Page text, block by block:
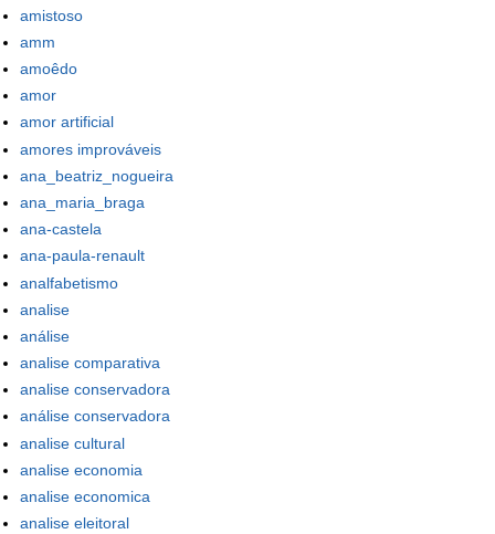
amistoso
amm
amoêdo
amor
amor artificial
amores improváveis
ana_beatriz_nogueira
ana_maria_braga
ana-castela
ana-paula-renault
analfabetismo
analise
análise
analise comparativa
analise conservadora
análise conservadora
analise cultural
analise economia
analise economica
analise eleitoral